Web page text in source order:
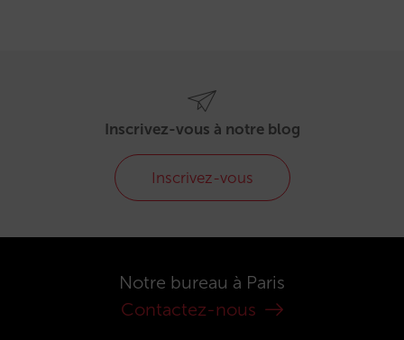
Inscrivez-vous à notre blog
Inscrivez-vous
Notre bureau à Paris
Contactez-nous